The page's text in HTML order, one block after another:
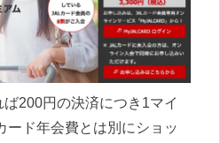
200円の決済につき1マイ
ード年会費とは別にショッ